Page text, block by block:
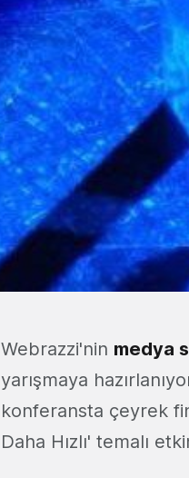
Webrazzi'nin medya
yarışmaya
konferansta çeyrek
Daha Hızlı' temalı